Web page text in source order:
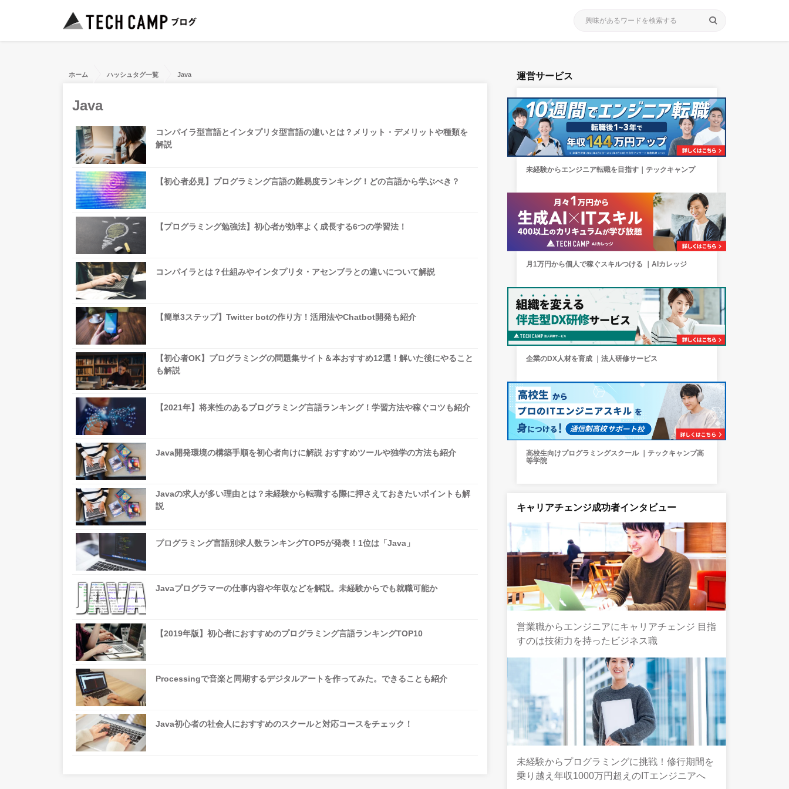
search
ホーム ハッシュタグ一覧 Java
Java
コンパイラ型言語とインタプリタ型言語の違いとは？メリット・デメリットや種類を
解説
【初心者必見】プログラミング言語の難易度ランキング！どの言語から学ぶべき？
【プログラミング勉強法】初心者が効率よく成長する6つの学習法！
コンパイラとは？仕組みやインタプリタ・アセンブラとの違いについて解説
【簡単3ステップ】Twitter botの作り方！活用法やChatbot開発も紹介
【初心者OK】プログラミングの問題集サイト＆本おすすめ12選！解いた後にやること
も解説
【2021年】将来性のあるプログラミング言語ランキング！学習方法や稼ぐコツも紹介
Java開発環境の構築手順を初心者向けに解説 おすすめツールや独学の方法も紹介
Javaの求人が多い理由とは？未経験から転職する際に押さえておきたいポイントも解
説
プログラミング言語別求人数ランキングTOP5が発表！1位は「Java」
Javaプログラマーの仕事内容や年収などを解説。未経験からでも就職可能か
【2019年版】初心者におすすめのプログラミング言語ランキングTOP10
Processingで音楽と同期するデジタルアートを作ってみた。できることも紹介
Java初心者の社会人におすすめのスクールと対応コースをチェック！
運営サービス
未経験からエンジニア転職を目指す｜テックキャンプ
月1万円から個人で稼ぐスキルつける ｜AIカレッジ
企業のDX人材を育成 ｜法人研修サービス
高校生向けプログラミングスクール ｜テックキャンプ高
等学院
キャリアチェンジ成功者インタビュー
営業職からエンジニアにキャリアチェンジ 目指
すのは技術力を持ったビジネス職
未経験からプログラミングに挑戦！修行期間を
乗り越え年収1000万円超えのITエンジニアへ